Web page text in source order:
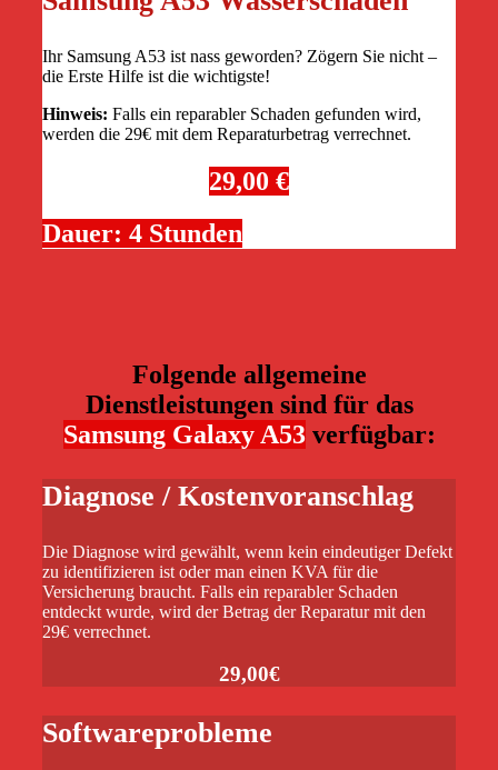
Ihr Samsung A53 ist nass geworden? Zögern Sie nicht –
die Erste Hilfe ist die wichtigste!
Hinweis: Falls ein reparabler Schaden gefunden wird,
werden die 29€ mit dem Reparaturbetrag verrechnet.
29,00 €
Dauer: 4 Stunden
Folgende allgemeine
Dienstleistungen sind für das
Samsung Galaxy A53verfügbar:
Diagnose / Kostenvoranschlag
Die Diagnose wird gewählt, wenn kein eindeutiger Defekt
zu identifizieren ist oder man einen KVA für die
Versicherung braucht. Falls ein reparabler Schaden
entdeckt wurde, wird der Betrag der Reparatur mit den
29€ verrechnet.
29,00€
Softwareprobleme